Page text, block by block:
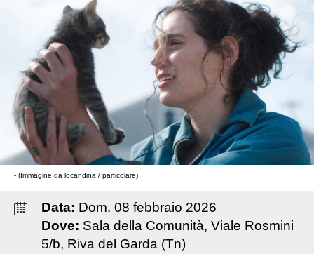
- (Immagine da locandina / particolare)
Data: Dom. 08 febbraio 2026
Dove: Sala della Comunità, Viale Rosmini
5/b, Riva del Garda (Tn)